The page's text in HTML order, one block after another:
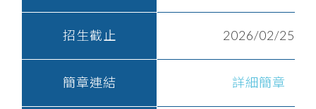
招生截止 2026/02/25
簡章連結 詳細簡章